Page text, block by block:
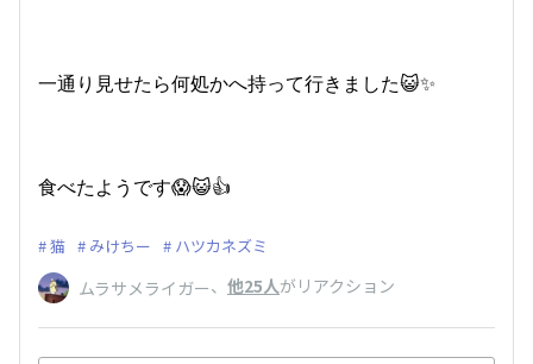
一通り見せたら何処かへ持って行きました😺✨
食べたようです😱😺👍
猫 みけちー ハツカネズミ
ムラサメライガー、 他25人がリアクション